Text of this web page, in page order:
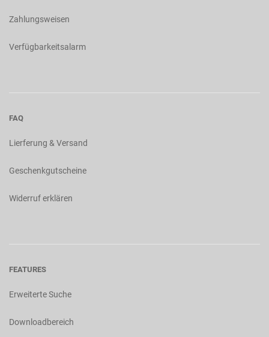
Zahlungsweisen
Verfügbarkeitsalarm
FAQ
Lierferung & Versand
Geschenkgutscheine
Widerruf erklären
FEATURES
Erweiterte Suche
Downloadbereich